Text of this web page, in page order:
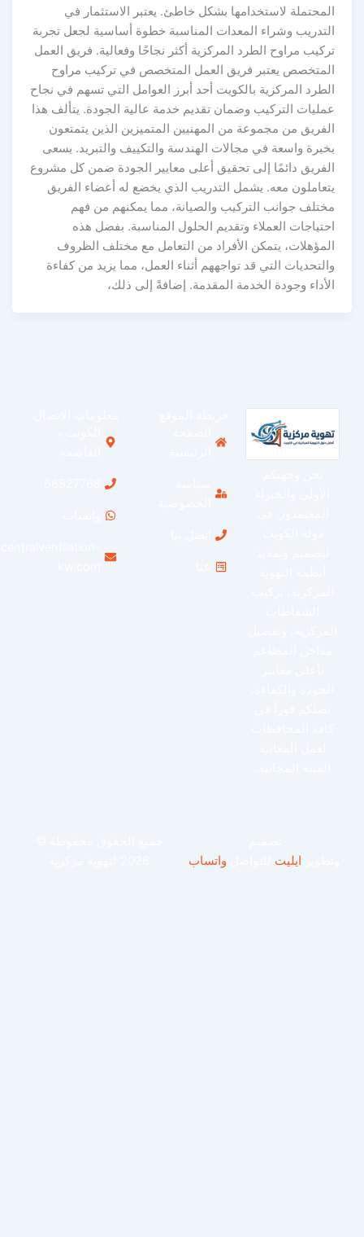
لاستخدامها بشكل خاطئ. يعتبر الاستثمار في
وشراء المعدات المناسبة خطوة أساسية لجعل تجربة
مراوح الطرد المركزية أكثر نجاحًا وفعالية. فريق العمل
يعتبر فريق العمل المتخصص في تركيب مراوح
المركزية بالكويت أحد أبرز العوامل التي تسهم في نجاح
التركيب وضمان تقديم خدمة عالية الجودة. يتألف هذا
من مجموعة من المهنيين المتميزين الذين يتمتعون
واسعة في مجالات الهندسة والتكييف والتبريد. يسعى
دائمًا إلى تحقيق أعلى معايير الجودة ضمن كل مشروع
معه. يشمل التدريب الذي يخضع له أعضاء الفريق
جوانب التركيب والصيانة، مما يمكنهم من فهم
العملاء وتقديم الحلول المناسبة. بفضل هذه
يتمكن الأفراد من التعامل مع مختلف الظروف
التي قد تواجههم أثناء العمل، مما يزيد من كفاءة
وجودة الخدمة المقدمة. إضافةً إلى ذلك،
الرئيسية
الخصوصية
اتصل بنا
عنا
العاصمة
66527768
واتساب
kw.com
للتواصل واتساب